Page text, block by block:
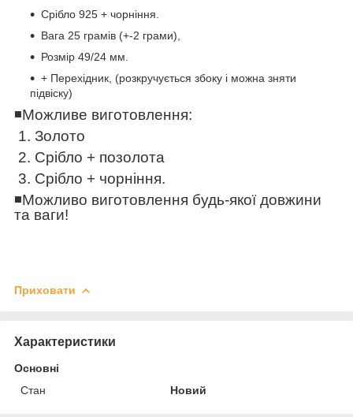
Срібло 925 + чорніння.
Вага 25 грамів (+-2 грами),
Розмір 49/24 мм.
+ Перехідник, (розкручується збоку і можна зняти
підвіску)
◾️Можливе виготовлення:
1. Золото
2. Срібло + позолота
3. Срібло + чорніння.
◾️Можливо виготовлення будь-якої довжини
та ваги!
Приховати
Характеристики
Основні
Стан
Новий